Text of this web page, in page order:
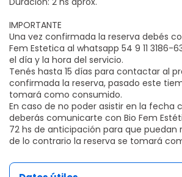
IMPORTANTE
Una vez confirmada la reserva debés
Fem Estetica al whatsapp 54 9 11 3186-
el día y la hora del servicio.
Tenés hasta 15 días para contactar al
confirmada la reserva, pasado este
tomará como consumido.
En caso de no poder asistir en la fecha
deberás comunicarte con Bio Fem
72 hs de anticipación para que puedan
de lo contrario la reserva se tomará